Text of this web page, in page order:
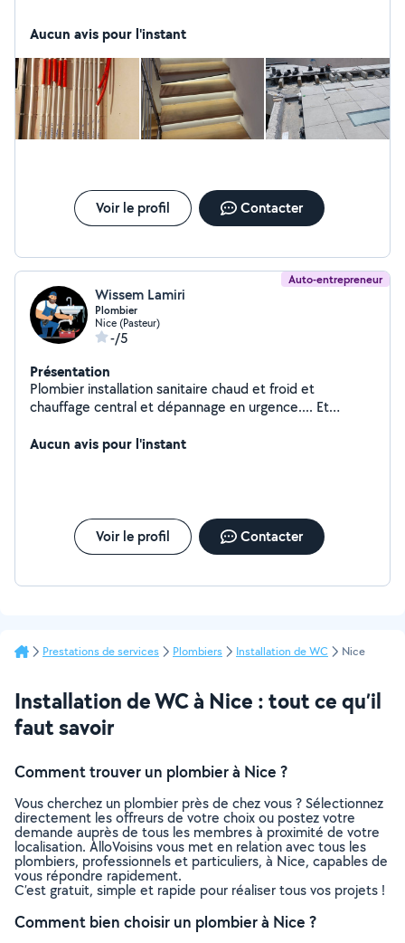
Aucun avis pour l'instant
Voir le profil Contacter
Auto-entrepreneur
Wissem Lamiri
Plombier
Nice (Pasteur)
-/5
Présentation
Plombier installation sanitaire chaud et froid et
chauffage central et dépannage en urgence.... Et
Aucun avis pour l'instant
Voir le profil Contacter
Prestations de services Plombiers Installation de WC Nice
Installation de WC à Nice : tout ce qu’il
faut savoir
Comment trouver un plombier à Nice ?
Vous cherchez un plombier près de chez vous ? Sélectionnez
directement les offreurs de votre choix ou postez votre
demande auprès de tous les membres à proximité de votre
localisation. AlloVoisins vous met en relation avec tous les
plombiers, professionnels et particuliers, à Nice, capables de
vous répondre rapidement.
C’est gratuit, simple et rapide pour réaliser tous vos projets !
Comment bien choisir un plombier à Nice ?